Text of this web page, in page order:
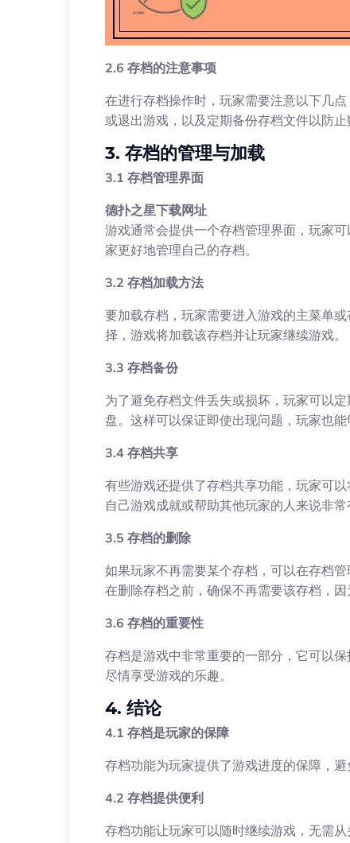
2.6 存档的注意事项
在进行存档操作时，玩家需要注意以下几
或退出游戏，以及定期备份存档文件以防止
3. 存档的管理与加载
3.1 存档管理界面
德扑之星下载网址
游戏通常会提供一个存档管理界面，玩家
家更好地管理自己的存档。
3.2 存档加载方法
要加载存档，玩家需要进入游戏的主菜单
择，游戏将加载该存档并让玩家继续游戏。
3.3 存档备份
为了避免存档文件丢失或损坏，玩家可以
盘。这样可以保证即使出现问题，玩家也能
3.4 存档共享
有些游戏还提供了存档共享功能，玩家可
自己游戏成就或帮助其他玩家的人来说非常
3.5 存档的删除
如果玩家不再需要某个存档，可以在存档
在删除存档之前，确保不再需要该存档，因
3.6 存档的重要性
存档是游戏中非常重要的一部分，它可以
尽情享受游戏的乐趣。
4. 结论
4.1 存档是玩家的保障
存档功能为玩家提供了游戏进度的保障，
4.2 存档提供便利
存档功能让玩家可以随时继续游戏，无需从